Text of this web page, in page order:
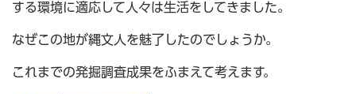
する環境に適応して人々は生活をしてきました。
なぜこの地が縄文人を魅了したのでしょうか。
これまでの発掘調査成果をふまえて考えます。